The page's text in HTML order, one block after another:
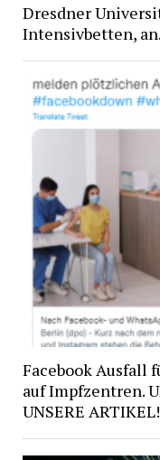
Dresdner
Intensivbetten, an.
Facebook Ausfall
auf Impfzentren.
UNSERE ARTIKEL!